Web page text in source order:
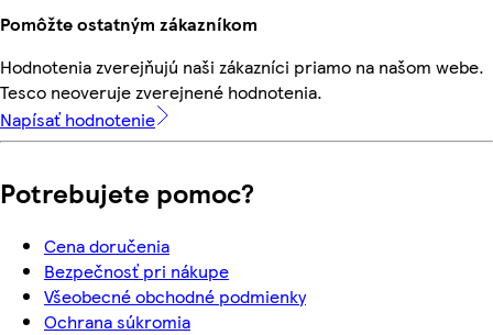
Pomôžte ostatným zákazníkom
Hodnotenia zverejňujú naši zákazníci priamo na našom webe.
Tesco neoveruje zverejnené hodnotenia.
Napísať hodnotenie
Potrebujete pomoc?
Cena doručenia
Bezpečnosť pri nákupe
Všeobecné obchodné podmienky
Ochrana súkromia